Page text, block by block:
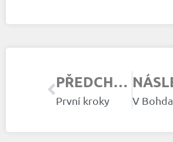
PŘEDCHOZÍ ČLÁNEK
První kroky